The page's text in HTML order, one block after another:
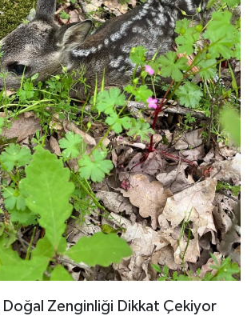
Doğal Zenginliği Dikkat Çekiyor